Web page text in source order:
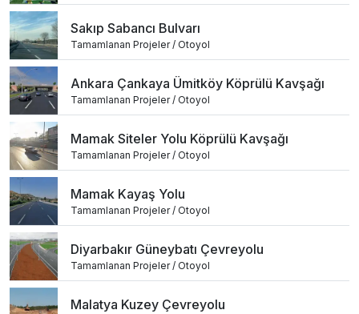
Sakıp Sabancı Bulvarı
Tamamlanan Projeler / Otoyol
Ankara Çankaya Ümitköy Köprülü Kavşağı
Tamamlanan Projeler / Otoyol
Mamak Siteler Yolu Köprülü Kavşağı
Tamamlanan Projeler / Otoyol
Mamak Kayaş Yolu
Tamamlanan Projeler / Otoyol
Diyarbakır Güneybatı Çevreyolu
Tamamlanan Projeler / Otoyol
Malatya Kuzey Çevreyolu